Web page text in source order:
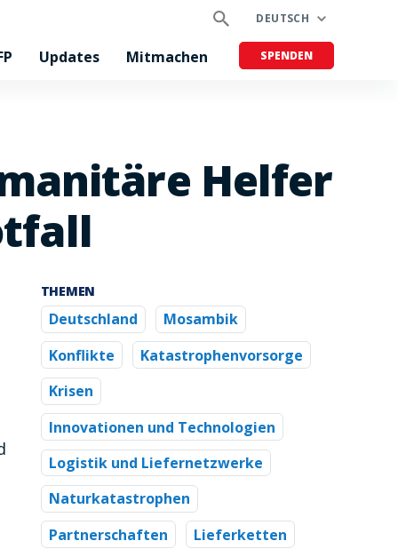
DEUTSCH
Updates Mitmachen SPENDEN
Helfer
THEMEN
Deutschland
Mosambik
Konflikte
Katastrophenvorsorge
Krisen
Innovationen und Technologien
Logistik und Liefernetzwerke
Naturkatastrophen
Partnerschaften
Lieferketten